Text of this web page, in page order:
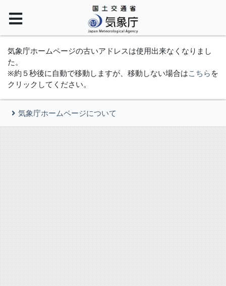
気象庁ホームページの古いアドレスは使用出来なくなりまし
た。
※約５秒後に自動で移動しますが、移動しない場合はこちら を
クリックしてください。
気象庁ホームページについて